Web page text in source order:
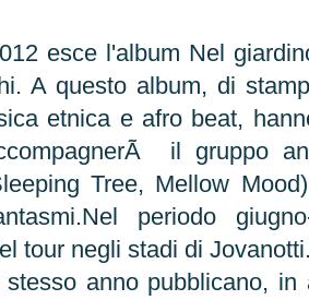
esce l'album Nel
A questo album, di
etnica e afro beat,
il gruppo
Tree, Mellow
periodo
tour negli stadi di
anno pubblicano, in